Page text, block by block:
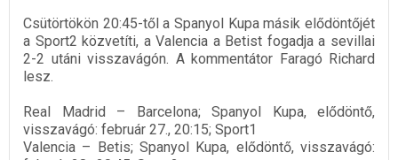
Csütörtökön 20:45-től a Spanyol Kupa másik elődöntőjét
a Sport2 közvetíti, a Valencia a Betist fogadja a sevillai
2-2 utáni visszavágón. A kommentátor Faragó Richard
lesz.
Real Madrid – Barcelona; Spanyol Kupa, elődöntő,
visszavágó: február 27., 20:15; Sport1
Valencia – Betis; Spanyol Kupa, elődöntő, visszavágó: